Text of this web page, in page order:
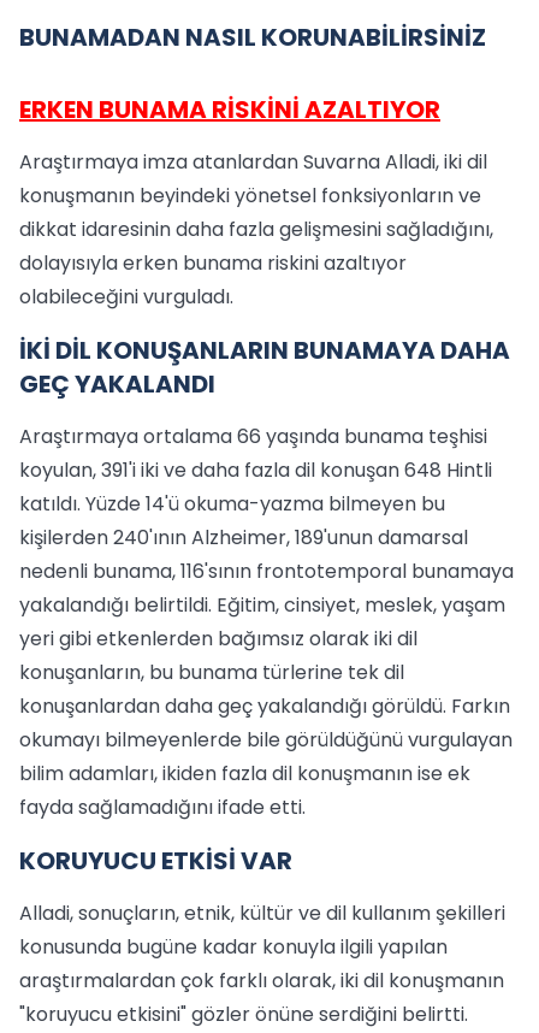
BUNAMADAN NASIL KORUNABİLİRSİNİZ
ERKEN BUNAMA RİSKİNİ AZALTIYOR
Araştırmaya imza atanlardan Suvarna Alladi, iki dil
konuşmanın beyindeki yönetsel fonksiyonların ve
dikkat idaresinin daha fazla gelişmesini sağladığını,
dolayısıyla erken bunama riskini azaltıyor
olabileceğini vurguladı.
İKİ DİL KONUŞANLARIN BUNAMAYA DAHA
GEÇ YAKALANDI
Araştırmaya ortalama 66 yaşında bunama teşhisi
koyulan, 391'i iki ve daha fazla dil konuşan 648 Hintli
katıldı. Yüzde 14'ü okuma-yazma bilmeyen bu
kişilerden 240'ının Alzheimer, 189'unun damarsal
nedenli bunama, 116'sının frontotemporal bunamaya
yakalandığı belirtildi. Eğitim, cinsiyet, meslek, yaşam
yeri gibi etkenlerden bağımsız olarak iki dil
konuşanların, bu bunama türlerine tek dil
konuşanlardan daha geç yakalandığı görüldü. Farkın
okumayı bilmeyenlerde bile görüldüğünü vurgulayan
bilim adamları, ikiden fazla dil konuşmanın ise ek
fayda sağlamadığını ifade etti.
KORUYUCU ETKİSİ VAR
Alladi, sonuçların, etnik, kültür ve dil kullanım şekilleri
konusunda bugüne kadar konuyla ilgili yapılan
araştırmalardan çok farklı olarak, iki dil konuşmanın
"koruyucu etkisini" gözler önüne serdiğini belirtti.